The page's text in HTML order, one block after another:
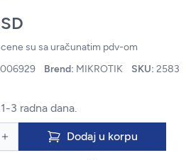
su sa uračunatim pdv-om
Brend: MIKROTIK SKU: 2583
3 radna dana.
Dodaj u korpu